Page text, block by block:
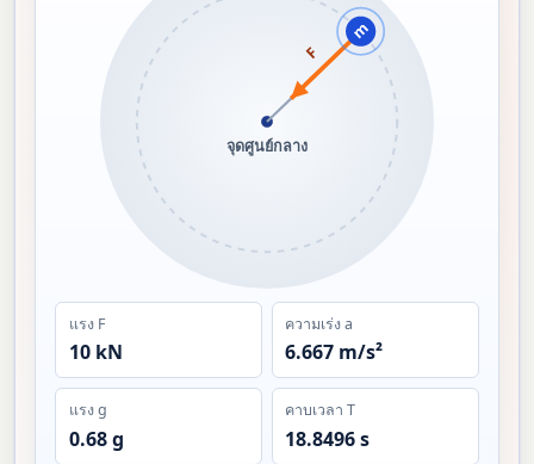
จุดศูนย์กลาง
F m
แรง F
10 kN
ความเร่ง a
6.667 m/s²
แรง g
0.68 g
คาบเวลา T
18.8496 s